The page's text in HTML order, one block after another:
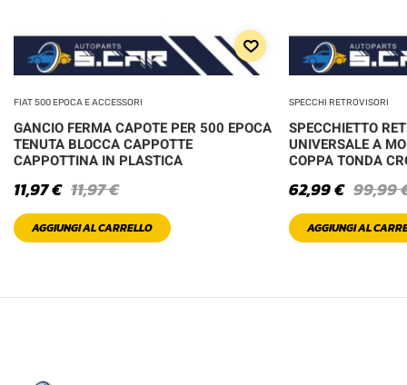
FIAT 500 EPOCA E ACCESSORI
GANCIO FERMA CAPOTE PER 500 EPOCA
TENUTA BLOCCA CAPPOTTE
CAPPOTTINA IN PLASTICA
11,97€
11,97€
AGGIUNGI AL CARRELLO
SPECCHI RETROVISORI
SPECCHIETTO
UNIVERSALE A
COPPA TONDA
99,99
62,99€
AGGIUNGI AL